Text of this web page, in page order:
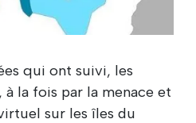
qui ont suivi, les
la fois par la menace et
sur les îles du